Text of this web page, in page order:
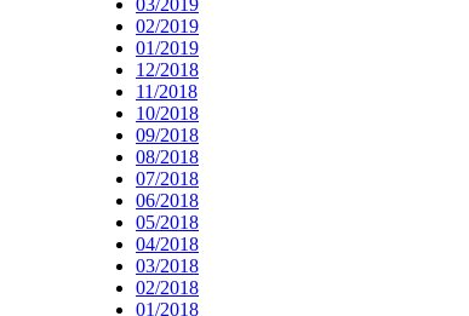
02/2019
01/2019
12/2018
11/2018
10/2018
09/2018
08/2018
07/2018
06/2018
05/2018
04/2018
03/2018
02/2018
01/2018